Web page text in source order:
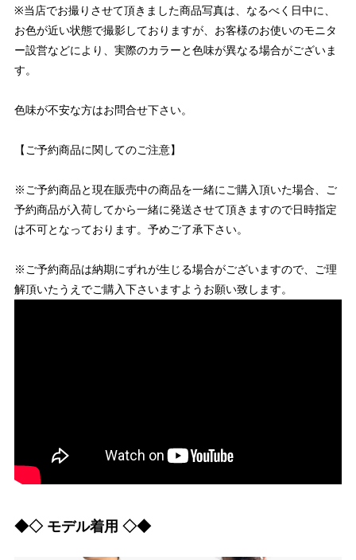
※当店でお撮りさせて頂きました商品写真は、なるべく日中に、
お色が近い状態で撮影しておりますが、お客様のお使いのモニタ
ー設営などにより、実際のカラーと色味が異なる場合がございま
す。
色味が不安な方はお問合せ下さい。
【ご予約商品に関してのご注意】
※ご予約商品と現在販売中の商品を一緒にご購入頂いた場合、ご
予約商品が入荷してから一緒に発送させて頂きますので日時指定
は不可となっております。予めご了承下さい。
※ご予約商品は納期にずれが生じる場合がございますので、ご理
解頂いたうえでご購入下さいますようお願い致します。
◆◇ モデル着用 ◇◆